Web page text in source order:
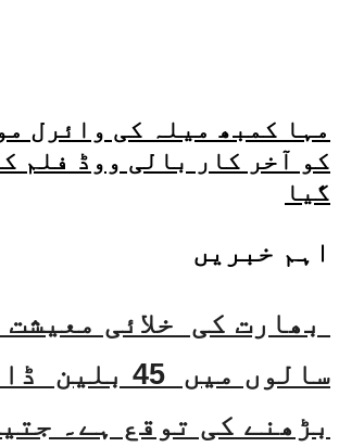
مہا کمبھ میلہ کی وائرل
کو آخر کار بالی ووڈ فلم
گیا
اہم خبریں
سالوں میں 45
بڑھنے کی توقع ہے۔